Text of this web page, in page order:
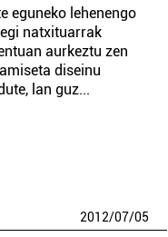
eguneko lehenengo
natxituarrak
aurkeztu zen
diseinu
lan guz...
2012/07/05